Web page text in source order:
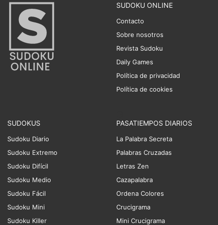
SUDOKU ONLINE
Contacto
Sobre nosotros
Revista Sudoku
Daily Games
Política de privacidad
Política de cookies
SUDOKUS
Sudoku Diario
Sudoku Extremo
Sudoku Difícil
Sudoku Medio
Sudoku Fácil
Sudoku Mini
Sudoku Killer
PASATIEMPOS DIARIOS
La Palabra Secreta
Palabras Cruzadas
Letras Zen
Cazapalabra
Ordena Colores
Crucigrama
Mini Crucigrama